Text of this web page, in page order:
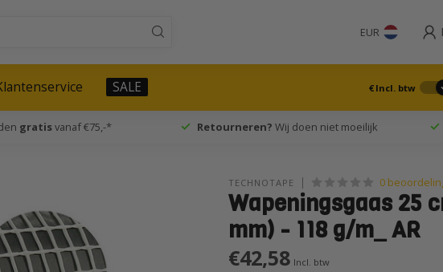
EUR
SALE € Incl. btw
gratisvanaf €75,-* Retourneren? Wij doen niet moeilijk
TECHNOTAPE 0
Wapeningsgaas 25
mm) - 118 g/m_ AR
€42,58 Incl. btw